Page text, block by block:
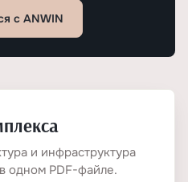
с ANWIN
и инфраструктура
одном PDF-файле.